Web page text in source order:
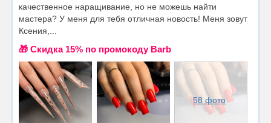
качественное наращивание, но не можешь найти
мастера? У меня для тебя отличная новость! Меня зовут
Ксения,...
🎁 Cкидка 15% по промокоду Barb
58 фото